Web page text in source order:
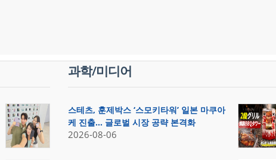
과학/미디어
스테츠, 훈제박스 ‘스모키타워’ 일본 마쿠아
케 진출… 글로벌 시장 공략 본격화
2026-08-06